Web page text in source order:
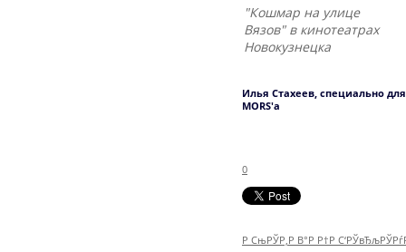
"Кошмар на улице
Вязов" в кинотеатрах
Новокузнецка
Илья Стахеев, специально для
MORS'а
0
Р СњРЎР‚Р В°Р Р†Р